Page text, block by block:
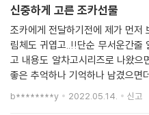
있는 고민을 풀어놓았습니다. 어린
천히 눈을 뜹니다. 그리고 요덕이
부모가 정말 나를 사랑하는지, 그
작은 변화에도 불안해합니다. 그러
렵습니다. 자칫 질투나, 투정처럼
이’로 비춰질 수 있기 때문입니다.
신중하게 고른 조카선물
조카에게 전달하기전에 제가 먼저
림체도 귀엽고..!!단순 무서운간줄
고 내용도 알차고시리즈로 나왔
좋은 추억하나 기억하나 남겼으면
책 만들어주셔서 감사해요~~*^^*
데 후회없네영ㅋㅋㅋ
b********y 2022.05.14. 신고